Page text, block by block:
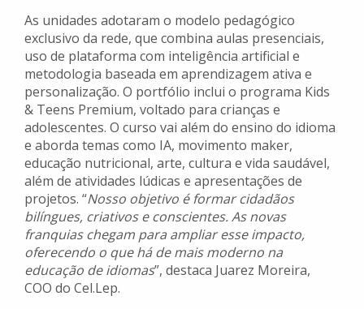
As unidades adotaram o modelo pedagógico
exclusivo da rede, que combina aulas presenciais,
uso de plataforma com inteligência artificial e
metodologia baseada em aprendizagem ativa e
personalização. O portfólio inclui o programa Kids
& Teens Premium, voltado para crianças e
adolescentes. O curso vai além do ensino do idioma
e aborda temas como IA, movimento maker,
educação nutricional, arte, cultura e vida saudável,
além de atividades lúdicas e apresentações de
projetos. “Nosso objetivo é formar cidadãos
bilíngues, criativos e conscientes. As novas
franquias chegam para ampliar esse impacto,
oferecendo o que há de mais moderno na
educação de idiomas”, destaca Juarez Moreira,
COO do Cel.Lep.